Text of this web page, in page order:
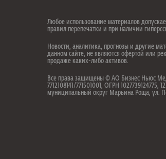
Любое использование материалов
правил перепечатки и при наличии
Новости, аналитика, прогнозы и другие
данном сайте, не являются офертой или
продаже каких-либо активов.
Все права защищены © АО Бизнес Ньюс
7712108141/771501001, ОГРН 1027739124775,
муниципальный округ Марьина Роща, ул.